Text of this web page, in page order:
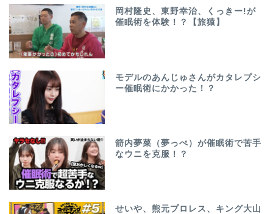
岡村隆史、東野幸治、くっきー!が
催眠術を体験！？【旅猿】
モデルのあんじゅさんがカタレプシ
ー催眠術にかかった！？
箭内夢菜（夢っぺ）が催眠術で苦手
なウニを克服！？
せいや、熊元プロレス、キング大山